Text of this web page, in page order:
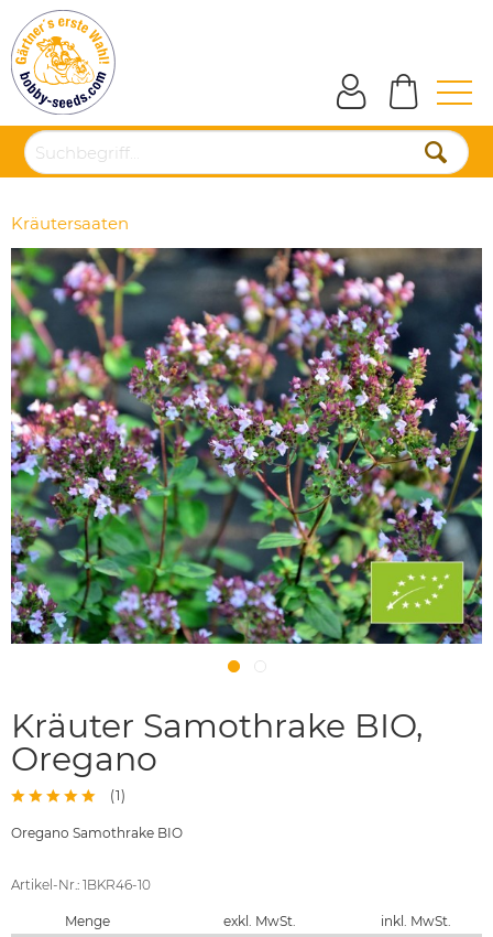
Kräutersaaten
Kräuter Samothrake BIO,
Oregano
(1)
Oregano Samothrake BIO
Artikel-Nr.: 1BKR46-10
Menge exkl. MwSt. inkl. MwSt.